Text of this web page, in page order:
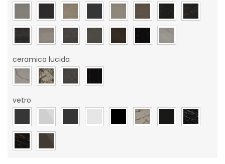
ceramica lucida
vetro